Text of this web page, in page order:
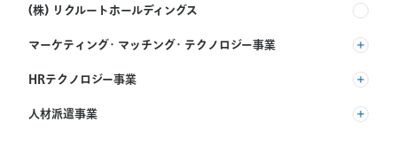
(株) リクルートホールディングス
マーケティング・マッチング・テクノロジー事業
(株) リクルート
HRテクノロジー事業
(株) インディードリクルートパートナーズ
人材派遣事業